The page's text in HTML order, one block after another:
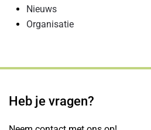
Nieuws
Organisatie
Heb je vragen?